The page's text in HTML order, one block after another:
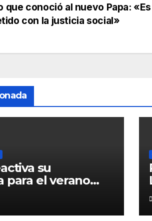
que conoció al nuevo Papa:
con la justicia social»
su
para el verano